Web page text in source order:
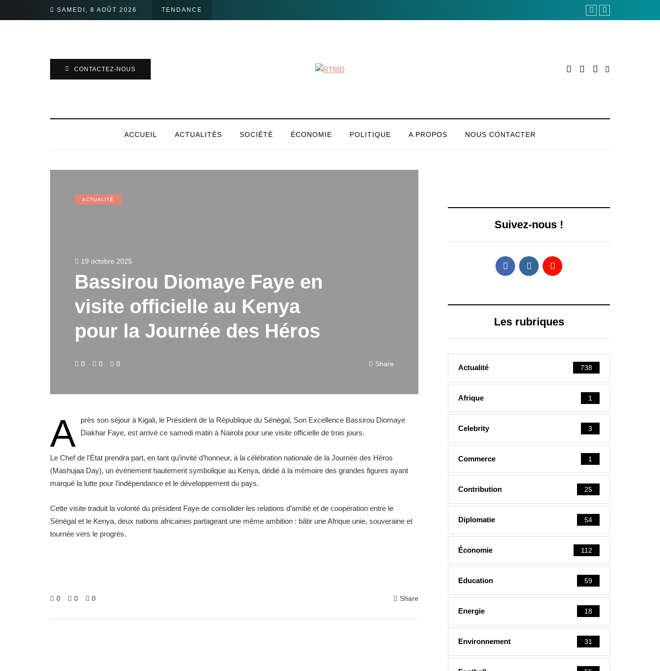
SAMEDI, 8 AOÛT 2026 TENDANCE
CONTACTEZ-NOUS
ACCUEIL ACTUALITÉS SOCIÉTÉ ÉCONOMIE POLITIQUE A PROPOS NOUS CONTACTER
ACTUALITÉ
19 octobre 2025
Bassirou Diomaye Faye en
visite officielle au Kenya
pour la Journée des Héros
0 0 0 Share
A
près son séjour à Kigali, le Président de la République du Sénégal, Son Excellence Bassirou Diomaye
Diakhar Faye, est arrivé ce samedi matin à Nairobi pour une visite officielle de trois jours.
Le Chef de l’État prendra part, en tant qu’invité d’honneur, à la célébration nationale de la Journée des Héros
(Mashujaa Day), un événement hautement symbolique au Kenya, dédié à la mémoire des grandes figures ayant
marqué la lutte pour l’indépendance et le développement du pays.
Cette visite traduit la volonté du président Faye de consolider les relations d’amitié et de coopération entre le
Sénégal et le Kenya, deux nations africaines partageant une même ambition : bâtir une Afrique unie, souveraine et
tournée vers le progrès.
0 0 0 Share
Suivez-nous !
Les rubriques
Actualité 738
Afrique 1
Celebrity 3
Commerce 1
Contribution 25
Diplomatie 54
Économie 112
Education 59
Energie 18
Environnement 31